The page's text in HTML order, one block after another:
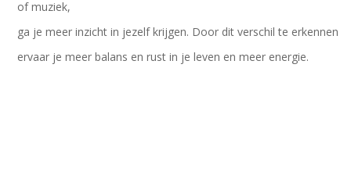
of muziek,
ga je meer inzicht in jezelf krijgen. Door dit verschil te erkennen
ervaar je meer balans en rust in je leven en meer energie.